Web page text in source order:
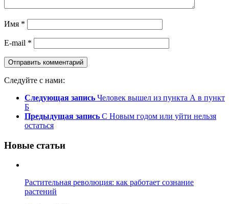
Имя *
E-mail *
Следуйте с нами:
Следующая запись Человек вышел из пункта А в пункт
Б
Предыдущая запись С Новым годом или уйти нельзя
остаться
Новые статьи
Растительная революция: как работает сознание
растений